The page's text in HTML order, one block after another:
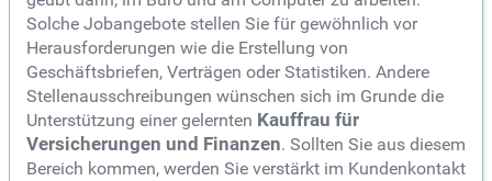
Solche Jobangebote stellen Sie für gewöhnlich vor
Herausforderungen wie die Erstellung von
Geschäftsbriefen, Verträgen oder Statistiken. Andere
Stellenausschreibungen wünschen sich im Grunde die
Unterstützung einer gelernten Kauffrau für
Versicherungen und Finanzen. Sollten Sie aus diesem
Bereich kommen, werden Sie verstärkt im Kundenkontakt